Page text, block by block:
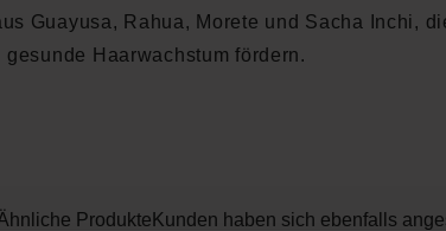
Guayusa, Rahua, Morete und Sacha Inchi,
gesunde Haarwachstum fördern.
Produkte Kunden haben sich ebenfalls